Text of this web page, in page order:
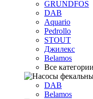
GRUNDFOS
DAB
Aquario
Pedrollo
STOUT
Джилекс
Belamos
Все
DAB
Belamos